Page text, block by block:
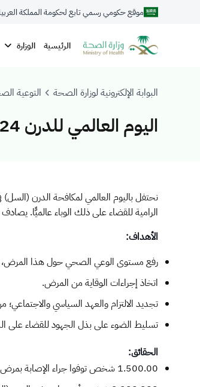
موقع حكومي رسمي تابع لحكومة المملكة
الرئيسية الوزارة
البوابة الإلكترونية لوزارة الصحة التوعية
اليوم العالمي للدرن 2024
ن
الرامية للقضاء على ذلك الوباء عالميًّا. يصادف هذا التاريخ عام 1882م، عندما أعلن الدكتور روبرت كوخ أنه اكتشف البكتيريا المسببة لمرض الدرن
الأهداف:
رفع مستوى الوعي الصحي حول هذا المرض،
اتخاذ إجراءات الوقاية من المرض.
تجديد الالتزام والعهد السياسي
تسليط الضوء على بذل الجهود للقضاء على
الحقائق:
1.500.00 شخص توفوا جراء الإصابة بمرض الدرن (السل) عام 2020م.